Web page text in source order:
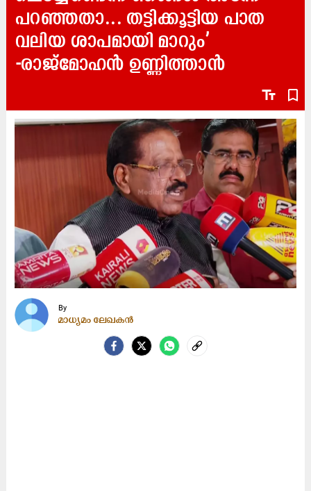
പറഞ്ഞതാ... തട്ടിക്കൂട്ടിയ പാത
വലിയ ശാപമായി മാറും’
-രാജ്മോഹൻ ഉണ്ണിത്താൻ
text_fields bookmark_border
By
മാധ്യമം ലേഖകൻ